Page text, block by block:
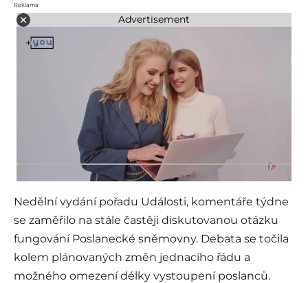
Reklama
Advertisement
Nedělní vydání pořadu Události, komentáře týdne
se zaměřilo na stále častěji diskutovanou otázku
fungování Poslanecké sněmovny. Debata se točila
kolem plánovaných změn jednacího řádu a
možného omezení délky vystoupení poslanců.